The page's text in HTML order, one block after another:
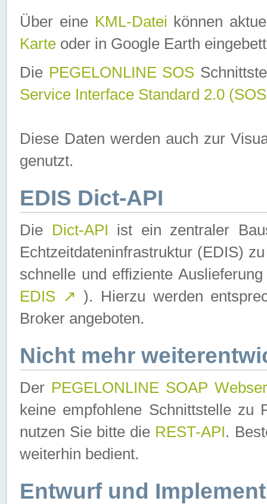
Über eine KML-Datei können
Karte oder in Google Earth
Die PEGELONLINE SOS
Service Interface Standard 2.0
Diese Daten werden auch zur
genutzt.
EDIS Dict-API
Die Dict-API ist ein zentraler
Echtzeitdateninfrastruktur (EDIS)
schnelle und effiziente
EDIS ↗ ). Hierzu werden
Broker angeboten.
Nicht mehr
Der PEGELONLINE SOAP
keine empfohlene Schnittstelle zu
nutzen Sie bitte die REST-API.
weiterhin bedient.
Entwurf und